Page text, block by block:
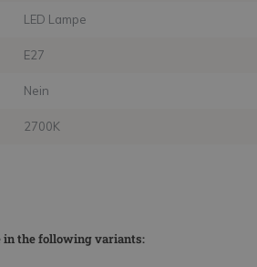
LED Lampe
E27
Nein
2700K
the following variants: